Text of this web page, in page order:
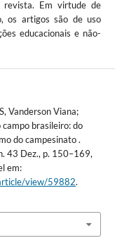
revista. Em virtude de
os artigos são de uso
educacionais e não-
Vanderson Viana;
campo brasileiro: do
do campesinato .
43 Dez., p. 150–169,
em:
view/59882.